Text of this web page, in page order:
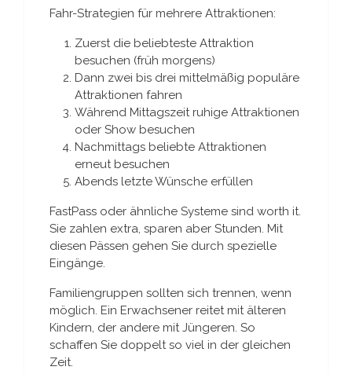
Fahr-Strategien für mehrere Attraktionen:
Zuerst die beliebteste Attraktion
besuchen (früh morgens)
Dann zwei bis drei mittelmäßig populäre
Attraktionen fahren
Während Mittagszeit ruhige Attraktionen
oder Show besuchen
Nachmittags beliebte Attraktionen
erneut besuchen
Abends letzte Wünsche erfüllen
FastPass oder ähnliche Systeme sind worth it.
Sie zahlen extra, sparen aber Stunden. Mit
diesen Pässen gehen Sie durch spezielle
Eingänge.
Familiengruppen sollten sich trennen, wenn
möglich. Ein Erwachsener reitet mit älteren
Kindern, der andere mit Jüngeren. So
schaffen Sie doppelt so viel in der gleichen
Zeit.